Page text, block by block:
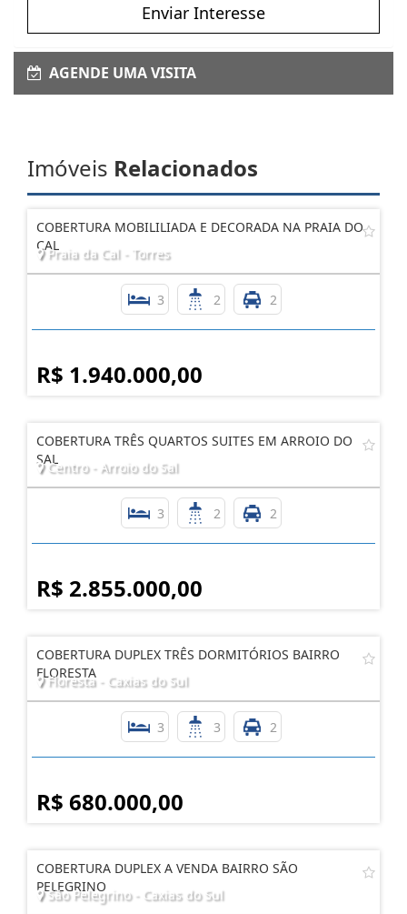
Enviar Interesse
AGENDE UMA VISITA
Imóveis Relacionados
COBERTURA MOBILILIADA E DECORADA NA PRAIA DO
CAL
Praia da Cal - Torres
3 2 2
R$ 1.940.000,00
COBERTURA TRÊS QUARTOS SUITES EM ARROIO DO
SAL
Centro - Arroio do Sal
3 2 2
R$ 2.855.000,00
COBERTURA DUPLEX TRÊS DORMITÓRIOS BAIRRO
FLORESTA
Floresta - Caxias do Sul
3 3 2
R$ 680.000,00
COBERTURA DUPLEX A VENDA BAIRRO SÃO
PELEGRINO
São Pelegrino - Caxias do Sul